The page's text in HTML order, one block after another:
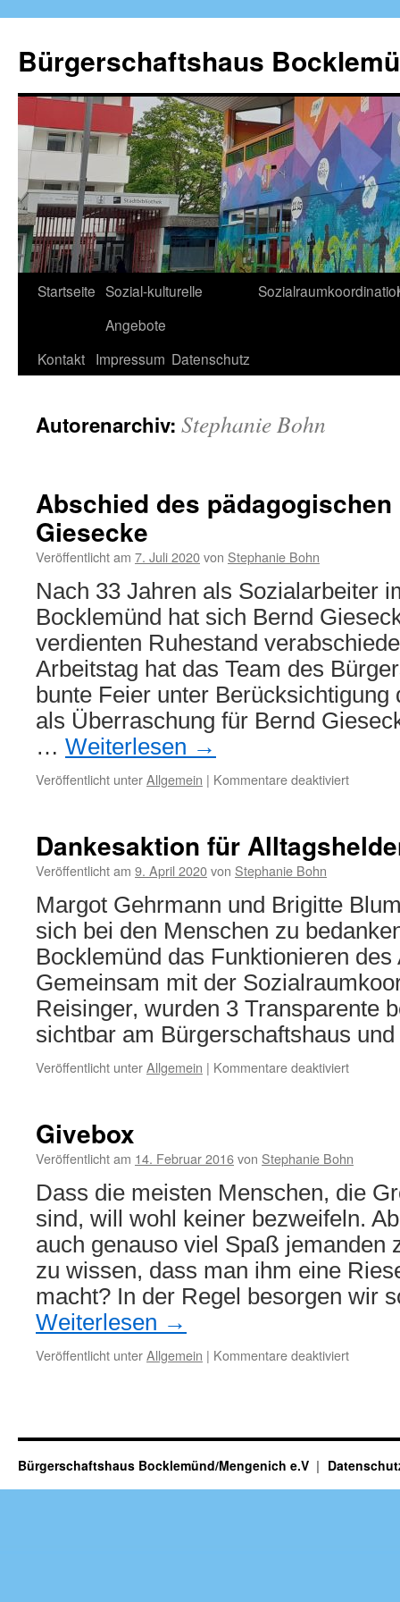
springen
Bürgerschaftshaus
Startseite Sozial-kulturelle
Angebote
Kontakt Impressum Datenschutz
Autorenarchiv: Stephanie Bohn
Abschied des
Giesecke
Veröffentlicht am 7. Juli 2020von Stephanie Bohn
Nach 33 Jahren als Sozialarbeiter
Bocklemünd hat sich Bernd
verdienten Ruhestand
Arbeitstag hat das Team des
bunte Feier unter Berücksichtigung
als Überraschung für Bernd
… Weiterlesen →
Veröffentlicht unterAllgemein | Kommentare deaktiviertfür
Leiters
Dankesaktion für
Veröffentlicht am 9. April 2020von Stephanie Bohn
Margot Gehrmann und Brigitte
sich bei den Menschen zu
Bocklemünd das Funktionieren
Gemeinsam mit der
Reisinger, wurden 3 Transparente
sichtbar am Bürgerschaftshaus
Veröffentlicht unterAllgemein | Kommentare deaktiviertfür
Givebox
Veröffentlicht am 14. Februar 2016von Stephanie Bohn
Dass die meisten Menschen, die
sind, will wohl keiner bezweifeln.
auch genauso viel Spaß jemanden
zu wissen, dass man ihm eine
macht? In der Regel besorgen wir
Weiterlesen →
Veröffentlicht unterAllgemein | Kommentare deaktiviertfür
Bürgerschaftshaus Bocklemünd/Mengenich e.V